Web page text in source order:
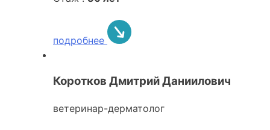
подробнее
Коротков Дмитрий Даниилович
ветеринар-дерматолог